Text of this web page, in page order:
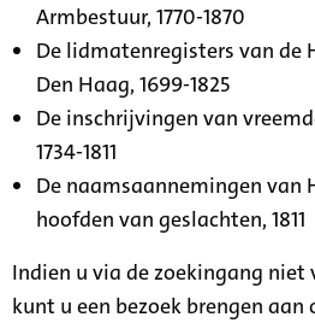
Armbestuur, 1770-1870
De lidmatenregisters van de
Den Haag, 1699-1825
De inschrijvingen van
1734-1811
De naamsaannemingen van
hoofden van geslachten, 1811
Indien u via de zoekingang
kunt u een bezoek brengen aan